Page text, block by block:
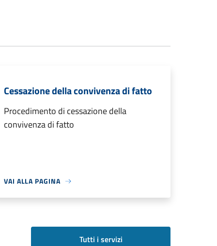
Cessazione della convivenza di fatto
Procedimento di cessazione della
convivenza di fatto
VAI ALLA PAGINA
Tutti i servizi